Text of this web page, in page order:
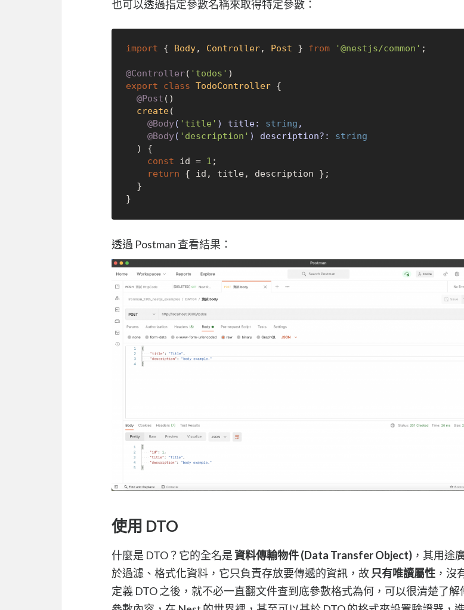
也可以透過指定參數名稱來取得特定參數：
import { Body, Controller, Post } from '@nestjs/common' ;
@Controller( 'todos'
export
class TodoController {
@Post ()
create(
@Body( 'title' ) title: string ,
@Body( 'description' ) description?: string
) {
const id = 1 ;
return { id, title, description };
透過 Postman 查看結果：
使用 DTO
什麼是 DTO？它的全名是資料傳輸物件 (Data Transfer Object) ，其用途
於過濾、格式化資料，它只負責存放要傳遞的資訊，故 只有唯讀屬性 ，沒
定義 DTO 之後，就不必一直翻文件查到底參數格式為何，可以很清楚了解